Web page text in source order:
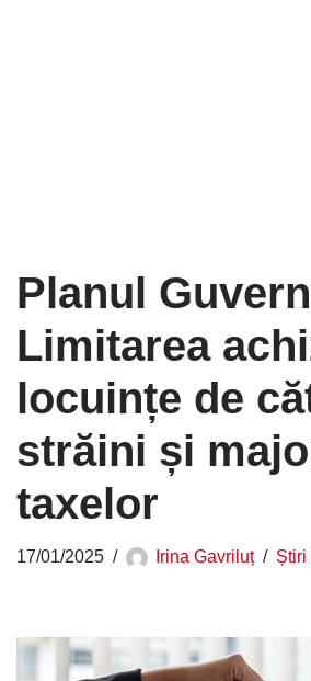
Planul
Limitarea
locuințe de
străini și
taxelor
17/01/2025 Irina Gavriluț Știri